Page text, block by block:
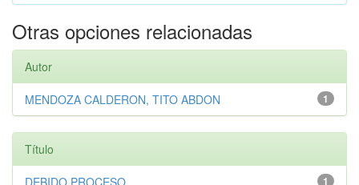
Otras opciones relacionadas
Autor
1
MENDOZA CALDERON, TITO ABDON
Título
1
DEBIDO PROCESO